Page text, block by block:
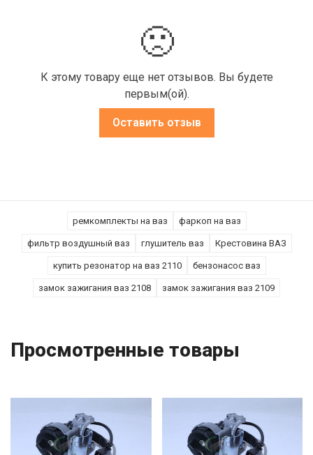
🙁
К этому товару еще нет отзывов. Вы будете
первым(ой).
Оставить отзыв
ремкомплекты на ваз фаркоп на ваз
фильтр воздушный ваз глушитель ваз Крестовина ВАЗ
купить резонатор на ваз 2110 бензонасос ваз
замок зажигания ваз 2108 замок зажигания ваз 2109
Просмотренные товары